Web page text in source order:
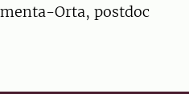
Orta, postdoc